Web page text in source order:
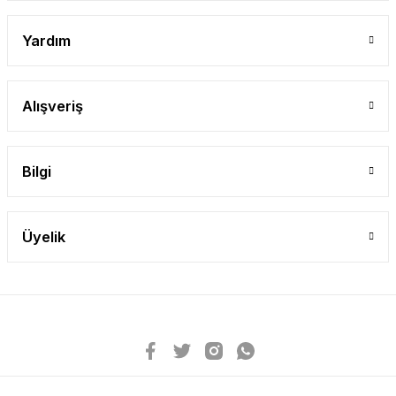
Yardım
Alışveriş
Bilgi
Üyelik